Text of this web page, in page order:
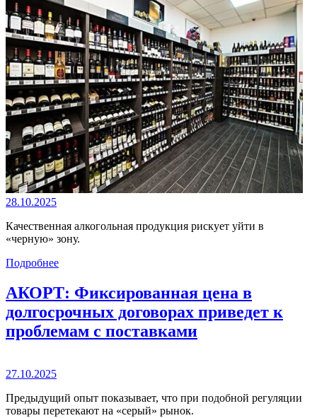
28.10.2025
Качественная алкогольная продукция рискует уйти в
«черную» зону.
Подробнее
АКОРТ: Фиксированная цена в
долгосрочных договорах приведет к
проблемам с поставками
27.10.2025
Предыдущий опыт показывает, что при подобной регуляции
товары перетекают на «серый» рынок.